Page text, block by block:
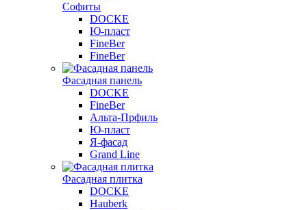
Софиты
DOCKE
Ю-пласт
FineBer
FineBer
Фасадная панель
DOCKE
FineBer
Альта-Прфиль
Ю-пласт
Я-фасад
Grand Line
Фасадная плитка
DOCKE
Hauberk